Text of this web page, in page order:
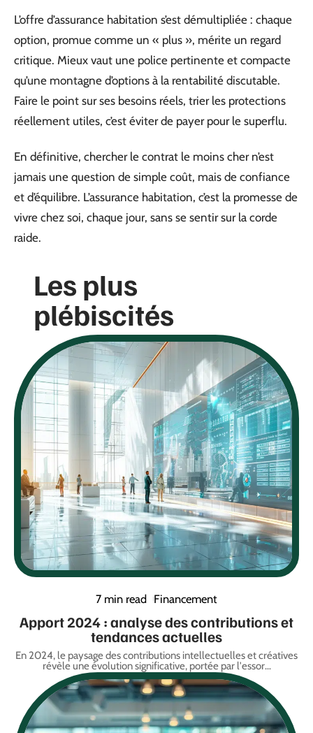
L’offre d’assurance habitation s’est démultipliée : chaque
option, promue comme un « plus », mérite un regard
critique. Mieux vaut une police pertinente et compacte
qu’une montagne d’options à la rentabilité discutable.
Faire le point sur ses besoins réels, trier les protections
réellement utiles, c’est éviter de payer pour le superflu.
En définitive, chercher le contrat le moins cher n’est
jamais une question de simple coût, mais de confiance
et d’équilibre. L’assurance habitation, c’est la promesse de
vivre chez soi, chaque jour, sans se sentir sur la corde
raide.
Les plus
plébiscités
7 min read Financement
Apport 2024 : analyse des contributions et
tendances actuelles
En 2024, le paysage des contributions intellectuelles et créatives
révèle une évolution significative, portée par l'essor…